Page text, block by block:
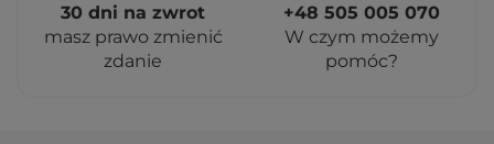
30 dni na zwrot
masz prawo zmienić
zdanie
+48 505 005 070
W czym możemy
pomóc?